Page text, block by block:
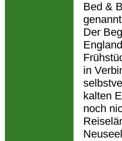
Bed &
Der
in
kalten
noch